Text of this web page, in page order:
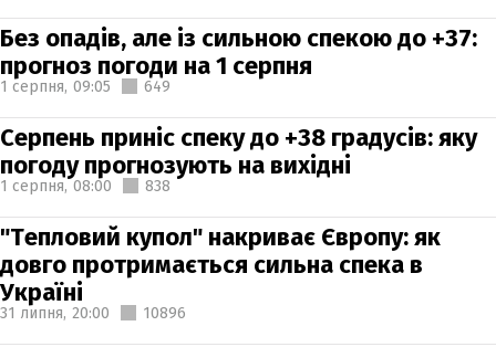
Без опадів, але із сильною спекою до +37:
прогноз погоди на 1 серпня
1 серпня, 09:05 649
Серпень приніс спеку до +38 градусів: яку
погоду прогнозують на вихідні
1 серпня, 08:00 838
"Тепловий купол" накриває Європу: як
довго протримається сильна спека в
Україні
31 липня, 20:00 10896